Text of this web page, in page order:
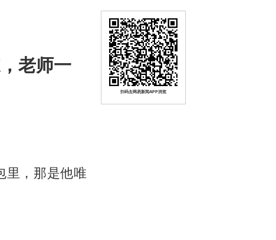
老师一
里，那是他唯
扫码去网易新闻APP浏览